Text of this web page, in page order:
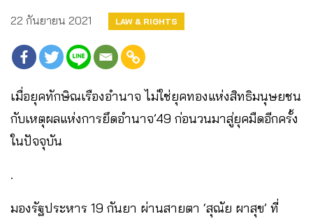
22 กันยายน 2021 LAW & RIGHTS
เมื่อยุคทักษิณเรืองอำนาจ ไม่ใช่ยุคทองแห่งสิทธิมนุษยชน
กับเหตุผลแห่งการยึดอำนาจ’49 ก่อนวนมาสู่ยุคมืดอีกครั้ง
ในปัจจุบัน
.
มองรัฐประหาร 19 กันยา ผ่านสายตา ‘สุณัย ผาสุข’ ที่